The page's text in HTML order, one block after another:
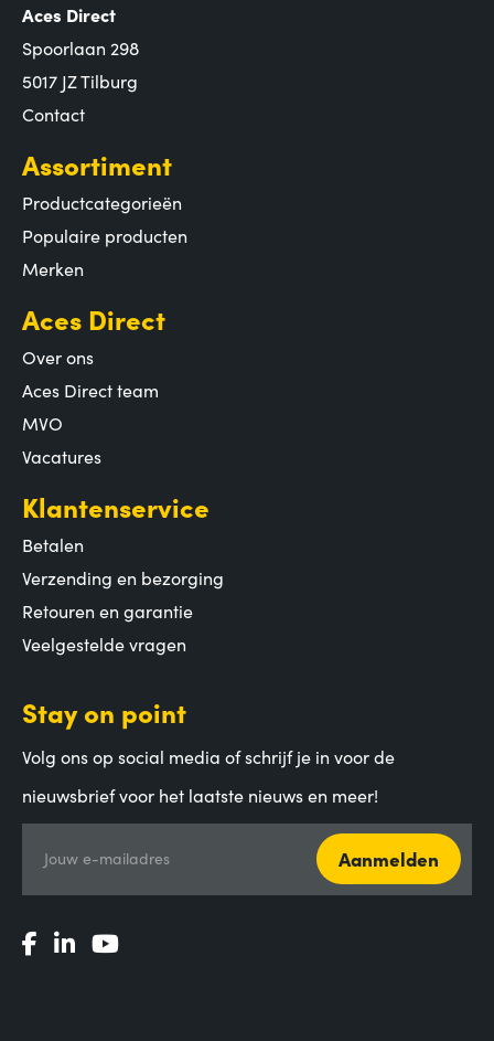
Aces Direct
Spoorlaan 298
5017 JZ Tilburg
Contact
Assortiment
Productcategorieën
Populaire producten
Merken
Aces Direct
Over ons
Aces Direct team
MVO
Vacatures
Klantenservice
Betalen
Verzending en bezorging
Retouren en garantie
Veelgestelde vragen
Stay on point
Volg ons op social media of schrijf je in voor de
nieuwsbrief voor het laatste nieuws en meer!
Jouw e-mailadres Aanmelden